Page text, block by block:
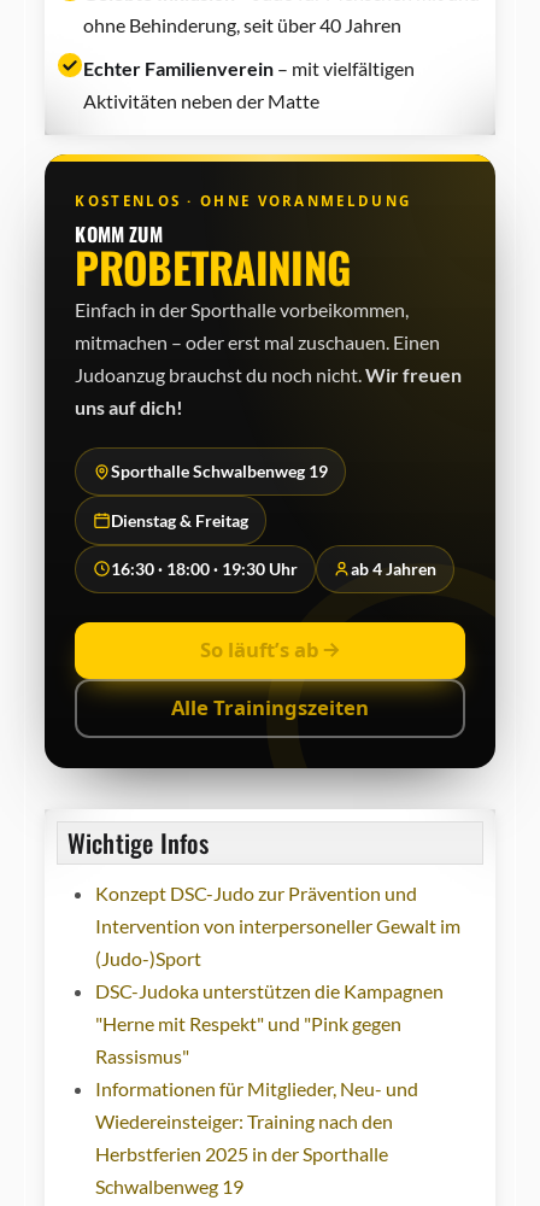
ohne Behinderung, seit über 40 Jahren
Echter Familienverein– mit vielfältigen
Aktivitäten neben der Matte
KOSTENLOS · OHNE VORANMELDUNG
KOMM ZUM
PROBETRAINING
Einfach in der Sporthalle vorbeikommen,
mitmachen – oder erst mal zuschauen. Einen
Judo­anzug brauchst du noch nicht.Wir freuen
uns auf dich!
Sporthalle Schwalbenweg 19
Dienstag & Freitag
16:30 · 18:00 · 19:30 Uhr ab 4 Jahren
So läuft’s ab
Alle Trainingszeiten
Wichtige Infos
Konzept DSC-Judo zur Prävention und
Intervention von interpersoneller Gewalt im
(Judo-)Sport
DSC-Judoka unterstützen die Kampagnen
"Herne mit Respekt" und "Pink gegen
Rassismus"
Informationen für Mitglieder, Neu- und
Wiedereinsteiger: Training nach den
Herbstferien 2025 in der Sporthalle
Schwalbenweg 19